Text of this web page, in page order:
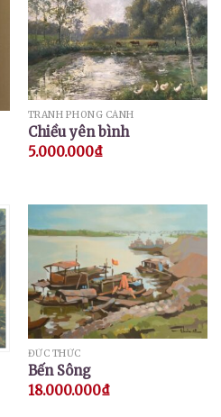
TRANH PHONG CẢNH
Chiều yên bình
5.000.000₫
ĐỨC THỨC
Bến Sông
18.000.000₫